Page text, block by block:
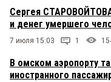
Сергея
и денег умершего
7 июля 15:03 1
В омском аэропорту
иностранного